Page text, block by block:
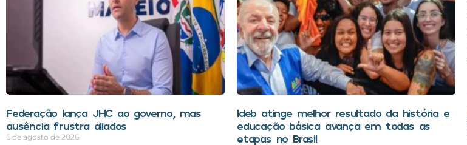
Federação lança JHC ao governo, mas
ausência frustra aliados
6 de agosto de 2026
Ideb atinge melhor resultado da história e
educação básica avança em todas as
etapas no Brasil